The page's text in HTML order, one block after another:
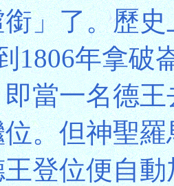
」了。歷
1806年拿破
當一名德
。但神聖
登位便自